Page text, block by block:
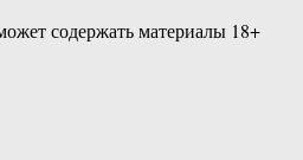
содержать материалы 18+